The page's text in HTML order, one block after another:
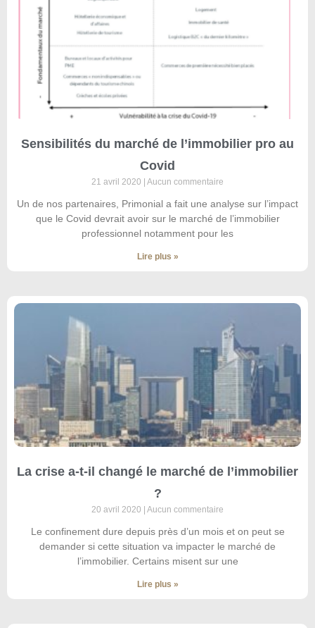
Sensibilités du marché de l’immobilier pro au
Covid
21 avril 2020 Aucun commentaire
Un de nos partenaires, Primonial a fait une analyse sur l’impact
que le Covid devrait avoir sur le marché de l’immobilier
professionnel notamment pour les
Lire plus »
La crise a-t-il changé le marché de l’immobilier
?
20 avril 2020 Aucun commentaire
Le confinement dure depuis près d’un mois et on peut se
demander si cette situation va impacter le marché de
l’immobilier. Certains misent sur une
Lire plus »